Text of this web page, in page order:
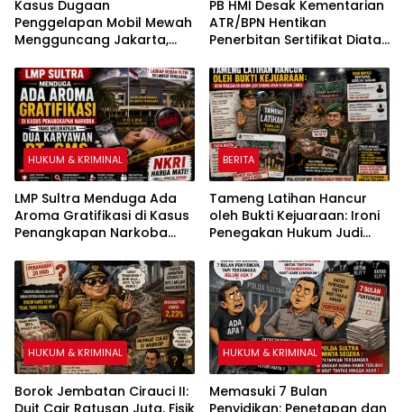
Kasus Dugaan
Penggelapan Mobil Mewah
Mengguncang Jakarta,
Hukum di Polda Metro Jaya
PB HMI Desak Kementarian
ATR/BPN Hentikan
Penerbitan Sertifikat Diatas
HUKUM & KRIMINAL
LMP Sultra Menduga Ada
Aroma Gratifikasi di Kasus
Penangkapan Narkoba
Karyawan PT GMS
BERITA
Tameng Latihan Hancur
oleh Bukti Kejuaraan: Ironi
Penegakan Hukum Judi
Johor
HUKUM & KRIMINAL
Borok Jembatan Cirauci II:
Duit Cair Ratusan Juta, Fisik
HUKUM & KRIMINAL
Memasuki 7 Bulan
Penyidikan: Penetapan dan